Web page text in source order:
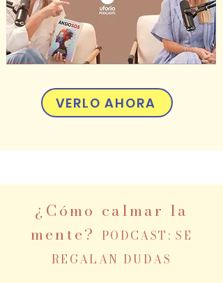
VERLO AHORA
¿Cómo calmar la
mente?
PODCAST: SE
REGALAN DUDAS